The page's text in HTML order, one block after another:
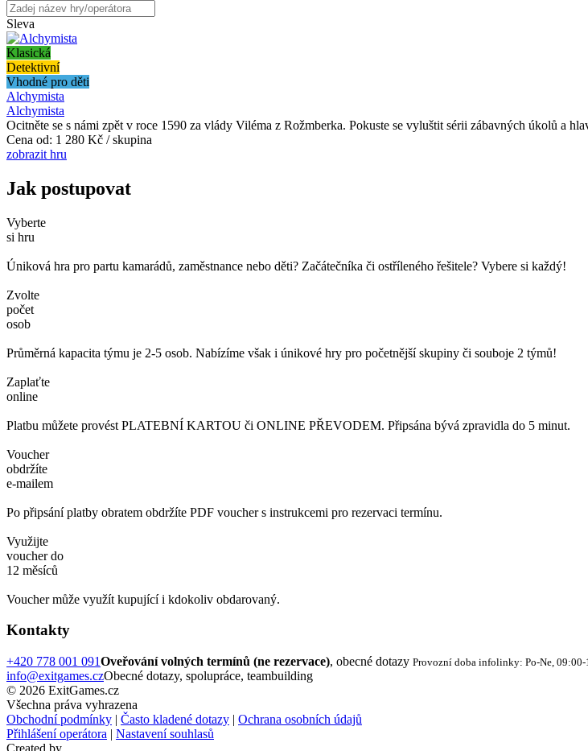
Sleva
Klasická
Detektivní
Vhodné pro děti
Alchymista
Alchymista
Ocitněte se s námi zpět v roce 1590 za vlády Viléma z Rožmberka. Pokuste se vyluštit sérii zábavných úkolů a
Cena od: 1 280 Kč / skupina
zobrazit hru
Jak postupovat
Vyberte
si hru
Úniková hra pro partu kamarádů, zaměstnance nebo děti? Začátečníka či ostříleného řešitele? Vybere si každý!
Zvolte
počet
osob
Průměrná kapacita týmu je 2-5 osob. Nabízíme však i únikové hry pro početnější skupiny či souboje 2 týmů!
Zaplaťte
online
Platbu můžete provést PLATEBNÍ KARTOU či ONLINE PŘEVODEM. Připsána bývá zpravidla do 5 minut.
Voucher
obdržíte
e-mailem
Po připsání platby obratem obdržíte PDF voucher s instrukcemi pro rezervaci termínu.
Využijte
voucher do
12 měsíců
Voucher může využít kupující i kdokoliv obdarovaný.
Kontakty
+420 778 001 091Oveřování volných termínů (ne rezervace), obecné dotazy Provozní doba infolinky: Po-Ne, 09:00-
info@exitgames.czObecné dotazy, spolupráce, teambuilding
© 2026 ExitGames.cz
Všechna práva vyhrazena
Obchodní podmínky | Často kladené dotazy | Ochrana osobních údajů
Přihlášení operátora | Nastavení souhlasů